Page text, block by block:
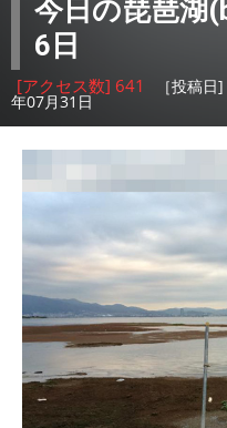
今日の琵琶湖
6日
[アクセス数] 641 ［投稿
年07月31日